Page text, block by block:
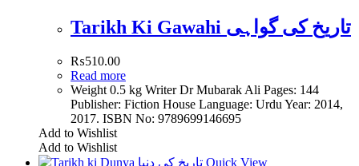
Tarikh Ki Gawahi تاریخ کی گواہی
₨510.00
Read more
Weight 0.5 kg Writer Dr Mubarak Ali Pages: 144
Publisher: Fiction House Language: Urdu Year: 2014,
2017. ISBN No: 9789699146695
Add to Wishlist
Add to Wishlist
Quick View